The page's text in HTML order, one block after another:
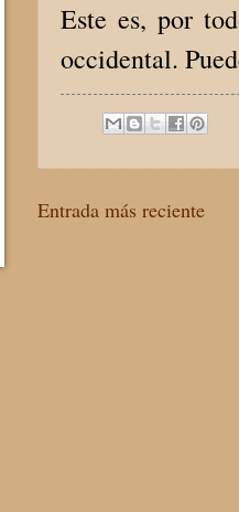
Este es, por
occidental.
Entrada más reciente